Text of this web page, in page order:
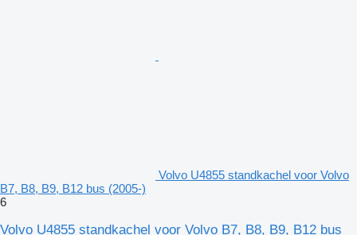
Volvo U4855 standkachel voor Volvo
B7, B8, B9, B12 bus (2005-)
6
Volvo U4855 standkachel voor Volvo B7, B8, B9, B12 bus